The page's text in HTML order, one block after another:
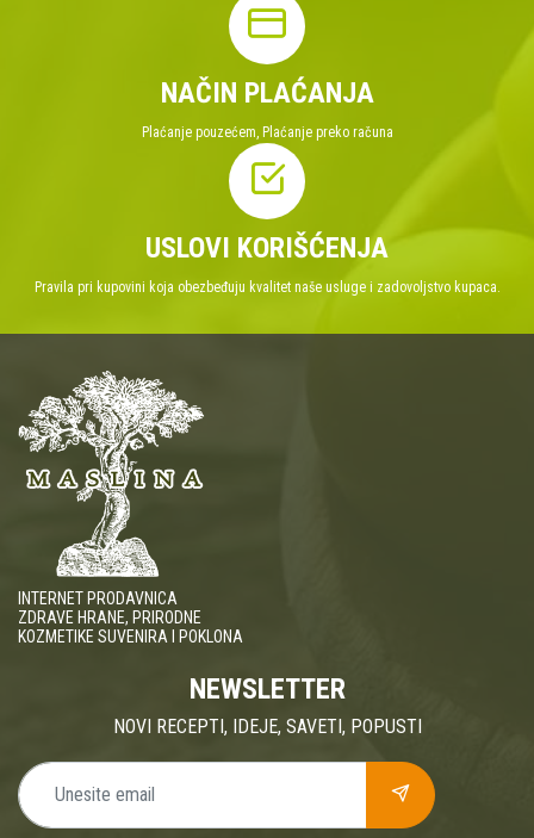
NAČIN PLAĆANJA
Plaćanje pouzećem, Plaćanje preko računa
USLOVI KORIŠĆENJA
Pravila pri kupovini koja obezbeđuju kvalitet naše usluge i zadovoljstvo kupaca.
INTERNET PRODAVNICA
ZDRAVE HRANE, PRIRODNE
KOZMETIKE SUVENIRA I POKLONA
NEWSLETTER
NOVI RECEPTI, IDEJE, SAVETI, POPUSTI